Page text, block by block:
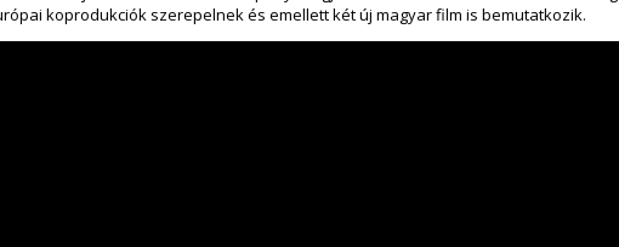
koprodukciók szerepelnek és emellett két új magyar film is bemutatkozik.